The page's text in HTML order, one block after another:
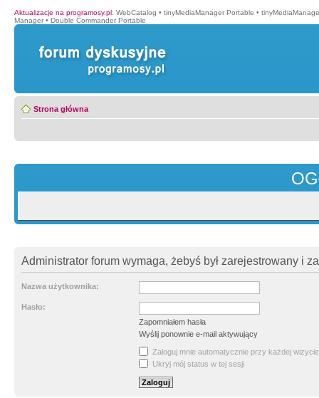
Aktualizacje na programosy.pl: WebCatalog • tinyMediaManager Portable •
Manager • Double Commander Portable
Strona główna
Administrator forum wymaga, żebyś był zarejestrowany i
Nazwa użytkownika:
Hasło:
Zapomniałem hasła
Wyślij ponownie e-mail aktywujący
Zaloguj mnie automatycznie przy każdej wizycie
Ukryj mój status w tej sesji